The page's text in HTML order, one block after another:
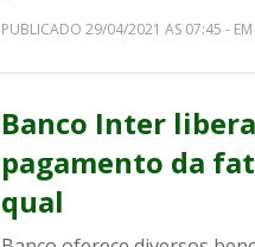
PUBLICADO 29/04/2021 AS 07:45 - EM
Banco Inter
pagamento da
qual